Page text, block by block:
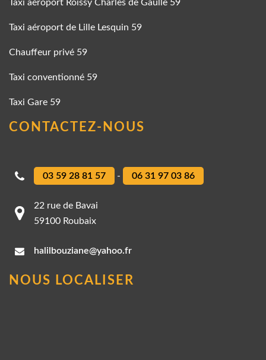
Taxi aéroport Roissy Charles de Gaulle 59
Taxi aéroport de Lille Lesquin 59
Chauffeur privé 59
Taxi conventionné 59
Taxi Gare 59
CONTACTEZ-NOUS
03 59 28 81 57 - 06 31 97 03 86
22 rue de Bavai
59100 Roubaix
halilbouziane@yahoo.fr
NOUS LOCALISER